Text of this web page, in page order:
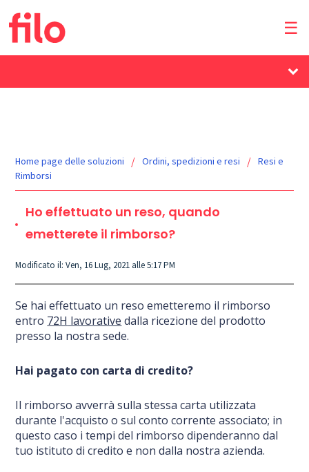
Home page delle soluzioni Ordini, spedizioni e resi
Resi e
Rimborsi
Ho effettuato un reso, quando
emetterete il rimborso?
Modificato il: Ven, 16 Lug, 2021 alle 5:17 PM
Se hai effettuato un reso emetteremo il rimborso
entro 72H lavorative dalla ricezione del prodotto
presso la nostra sede.
Hai pagato con carta di credito?
Il rimborso avverrà sulla stessa carta utilizzata
durante l'acquisto o sul conto corrente associato; in
questo caso i tempi del rimborso dipenderanno dal
tuo istituto di credito e non dalla nostra azienda.